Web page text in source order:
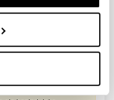
KONTRATATZEKO
2026/06/03 - 2026/06/25